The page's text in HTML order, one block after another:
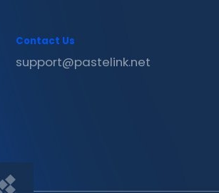
Contact Us
support@pastelink.net